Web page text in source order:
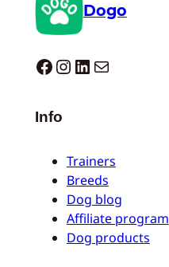
Dogo
Dogo facebook InstagramLinkedIn E-mail
Info
Trainers
Breeds
Dog blog
Affiliate program
Dog products